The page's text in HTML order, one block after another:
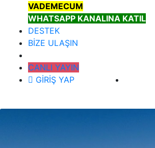
VADEMECUM
WHATSAPP KANALINA KATIL
DESTEK
BİZE ULAŞIN
CANLI YAYIN
GİRİŞ YAP